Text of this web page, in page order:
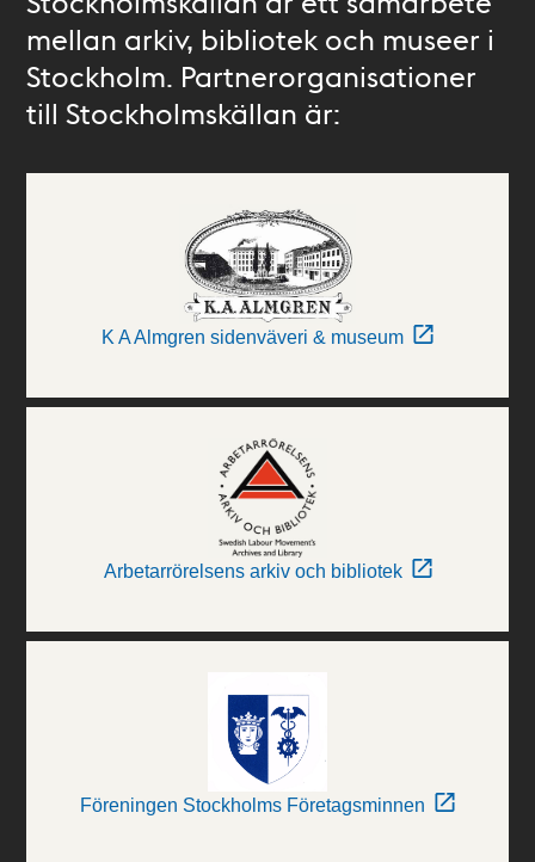
mellan arkiv, bibliotek och museer i
Stockholm. Partnerorganisationer
till Stockholmskällan är:
K A Almgren sidenväveri & museum
Arbetarrörelsens arkiv och bibliotek
Föreningen Stockholms Företagsminnen